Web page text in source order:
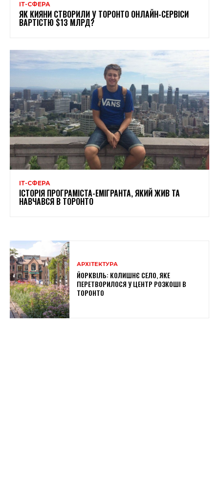
ІТ-СФЕРА
ЯК КИЯНИ СТВОРИЛИ У ТОРОНТО ОНЛАЙН-СЕРВІСИ
ВАРТІСТЮ $13 МЛРД?
ІТ-СФЕРА
ІСТОРІЯ ПРОГРАМІСТА-ЕМІГРАНТА, ЯКИЙ ЖИВ ТА
НАВЧАВСЯ В ТОРОНТО
АРХІТЕКТУРА
ЙОРКВІЛЬ: КОЛИШНЄ СЕЛО, ЯКЕ
ПЕРЕТВОРИЛОСЯ У ЦЕНТР РОЗКОШІ В
ТОРОНТО